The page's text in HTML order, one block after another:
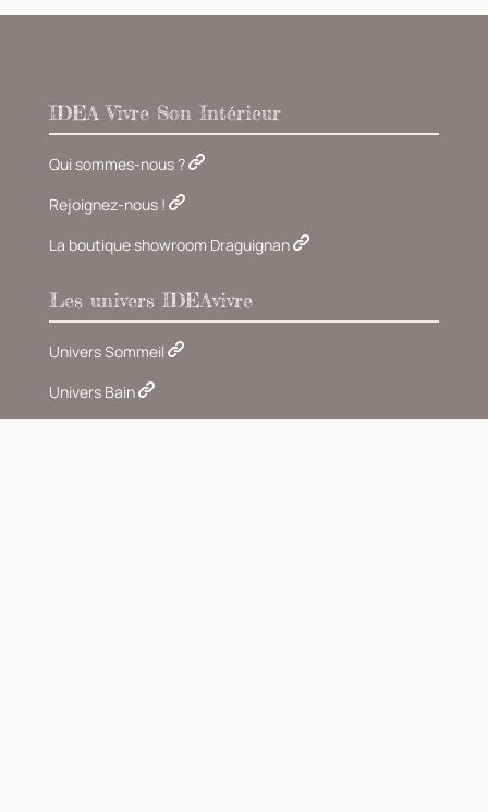
IDEA Vivre Son Intérieur
Qui sommes-nous ?
Rejoignez-nous !
La boutique showroom Draguignan
Les univers IDEAvivre
Univers Sommeil
Univers Bain